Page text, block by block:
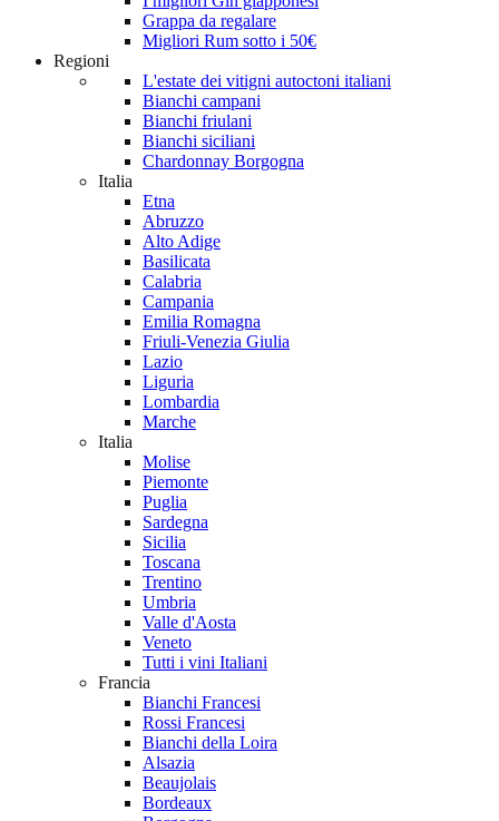
Grappa da regalare
Migliori Rum sotto i 50€
Regioni
L'estate dei vitigni autoctoni italiani
Bianchi campani
Bianchi friulani
Bianchi siciliani
Chardonnay Borgogna
Italia
Etna
Abruzzo
Alto Adige
Basilicata
Calabria
Campania
Emilia Romagna
Friuli-Venezia Giulia
Lazio
Liguria
Lombardia
Marche
Italia
Molise
Piemonte
Puglia
Sardegna
Sicilia
Toscana
Trentino
Umbria
Valle d'Aosta
Veneto
Tutti i vini Italiani
Francia
Bianchi Francesi
Rossi Francesi
Bianchi della Loira
Alsazia
Beaujolais
Bordeaux